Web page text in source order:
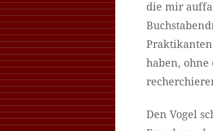
die mir
haben,
Den Vogel